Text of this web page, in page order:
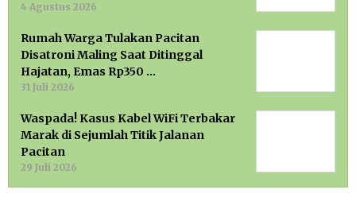
4 Agustus 2026
Rumah Warga Tulakan Pacitan
Disatroni Maling Saat Ditinggal
Hajatan, Emas Rp350 …
31 Juli 2026
Waspada! Kasus Kabel WiFi Terbakar
Marak di Sejumlah Titik Jalanan
Pacitan
29 Juli 2026